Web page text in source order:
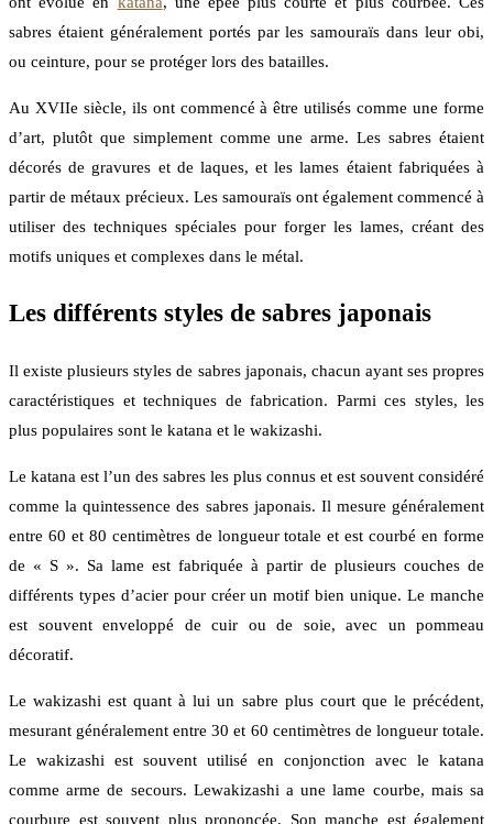
sabres étaient généralement portés par les samouraïs dans leur obi,
ou ceinture, pour se protéger lors des batailles.
Au XVIIe siècle, ils ont commencé à être utilisés comme une forme
d’art, plutôt que simplement comme une arme. Les sabres étaient
décorés de gravures et de laques, et les lames étaient fabriquées à
partir de métaux précieux. Les samouraïs ont également commencé à
utiliser des techniques spéciales pour forger les lames, créant des
motifs uniques et complexes dans le métal.
Les différents styles de sabres japonais
Il existe plusieurs styles de sabres japonais, chacun ayant ses propres
caractéristiques et techniques de fabrication. Parmi ces styles, les
plus populaires sont le katana et le wakizashi.
Le katana est l’un des sabres les plus connus et est souvent considéré
comme la quintessence des sabres japonais. Il mesure généralement
entre 60 et 80 centimètres de longueur totale et est courbé en forme
de « S ». Sa lame est fabriquée à partir de plusieurs couches de
différents types d’acier pour créer un motif bien unique. Le manche
est souvent enveloppé de cuir ou de soie, avec un pommeau
décoratif.
Le wakizashi est quant à lui un sabre plus court que le précédent,
mesurant généralement entre 30 et 60 centimètres de longueur totale.
Le wakizashi est souvent utilisé en conjonction avec le katana
comme arme de secours. Lewakizashi a une lame courbe, mais sa
courbure est souvent plus prononcée. Son manche est également